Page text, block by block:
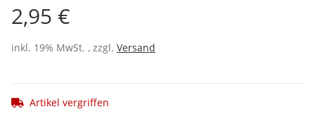
2,95 €
inkl. 19% MwSt. , zzgl. Versand
Artikel vergriffen